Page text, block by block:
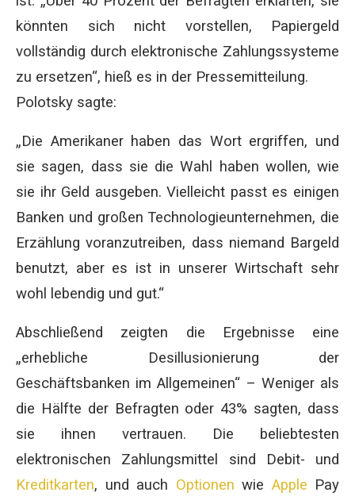
könnten sich nicht vorstellen, Papiergeld
vollständig durch elektronische Zahlungssysteme
zu ersetzen“, hieß es in der Pressemitteilung.
Polotsky sagte:
„Die Amerikaner haben das Wort ergriffen, und
sie sagen, dass sie die Wahl haben wollen, wie
sie ihr Geld ausgeben. Vielleicht passt es einigen
Banken und großen Technologieunternehmen, die
Erzählung voranzutreiben, dass niemand Bargeld
benutzt, aber es ist in unserer Wirtschaft sehr
wohl lebendig und gut.“
Abschließend zeigten die Ergebnisse eine
„erhebliche Desillusionierung der
Geschäftsbanken im Allgemeinen“ – Weniger als
die Hälfte der Befragten oder 43% sagten, dass
sie ihnen vertrauen. Die beliebtesten
elektronischen Zahlungsmittel sind Debit- und
Kreditkarten, und auch Optionen wie Apple Pay